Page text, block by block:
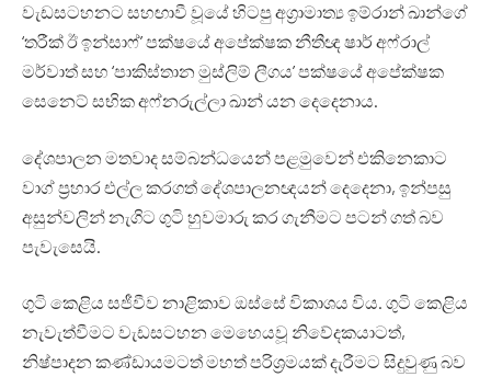
වැඩසටහනට සහඟාවී වූයේ හිටපු අග්‍රාමාත්‍ය ඉම්රාන් ඛාන්ගේ
‘තරීක් ඊ ඉන්සාෆ්’ පක්ෂයේ අපේක්ෂක නීතීඥ ෂාර් අෆ්රාල්
මර්වාත් සහ ‘පාකිස්තාන මුස්ලිම් ලීගය’ පක්ෂයේ අපේක්ෂක
සෙනෙට් සභික අෆ්නරුල්ලා ඛාන් යන දෙදෙනාය.
දේශපාලන මතවාද සම්බන්ධයෙන් පළමුවෙන් එකිනෙකාට
වාග් ප්‍රහාර එල්ල කරගත් දේශපාලනඥයන් දෙදෙනා, ඉන්පසු
අසුන්වලින් නැගිට ගුටි හුවමාරු කර ගැනීමට පටන් ගත් බව
පැවැසෙයි.
ගුටි කෙළිය සජීවීව නාළිකාව ඔස්සේ විකාශය විය. ගුටි කෙළිය
නැවැත්වීමට වැඩසටහන මෙහෙයවූ නිවේදකයාටත්,
නිෂ්පාදන කණ්ඩායමටත් මහත් පරිශ්‍රමයක් දැරීමට සිදුවුණු බව